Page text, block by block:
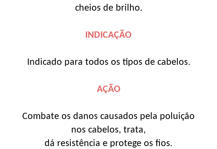
cheios de brilho.
INDICAÇÃO
Indicado para todos os tipos de cabelos.
AÇÃO
Combate os danos causados pela poluição
nos cabelos, trata,
dá resistência e protege os fios.